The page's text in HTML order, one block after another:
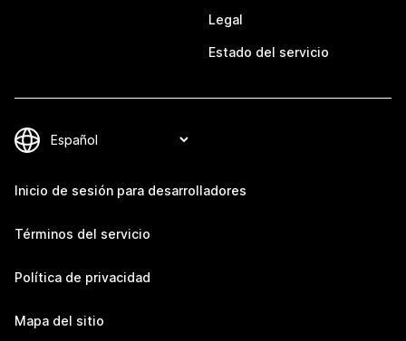
Legal
Estado del servicio
Inicio de sesión para desarrolladores
Términos del servicio
Política de privacidad
Mapa del sitio